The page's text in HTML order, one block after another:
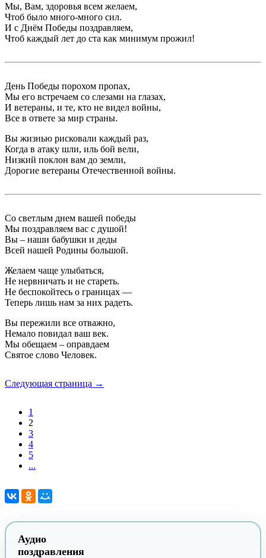
Мы, Вам, здоровья всем желаем,
Чтоб было много-много сил.
И с Днём Победы поздравляем,
Чтоб каждый лет до ста как минимум прожил!
День Победы порохом пропах,
Мы его встречаем со слезами на глазах,
И ветераны, и те, кто не видел войны,
Все в ответе за мир страны.
Вы жизнью рисковали каждый раз,
Когда в атаку шли, иль бой вели,
Низкий поклон вам до земли,
Дорогие ветераны Отечественной войны.
Со светлым днем вашей победы
Мы поздравляем вас с душой!
Вы – наши бабушки и деды
Всей нашей Родины большой.
Желаем чаще улыбаться,
Не нервничать и не стареть.
Не беспокойтесь о границах —
Теперь лишь нам за них радеть.
Вы пережили все отважно,
Немало повидал ваш век.
Мы обещаем – оправдаем
Святое слово Человек.
Следующая страница →
1
2
3
4
5
...
Аудио
поздравления